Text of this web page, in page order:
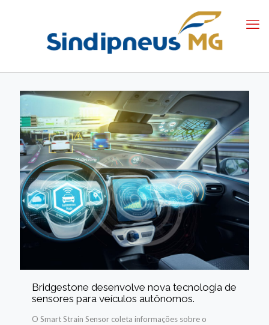
Bridgestone desenvolve nova tecnologia de
sensores para veículos autônomos.
O Smart Strain Sensor coleta informações sobre o